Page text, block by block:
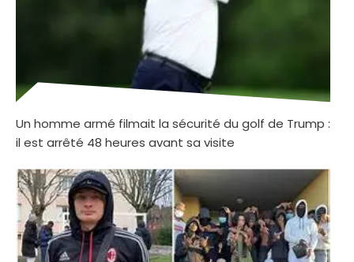
Un homme armé filmait la sécurité du golf de Trump :
il est arrêté 48 heures avant sa visite